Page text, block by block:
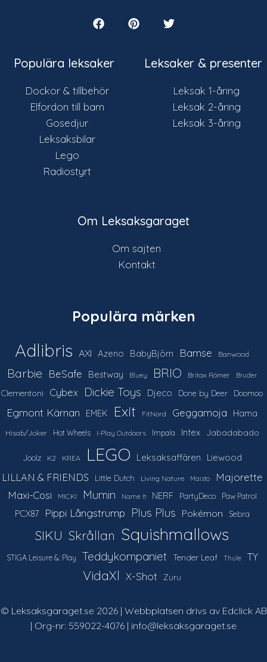
Populära leksaker
Dockor & tillbehör
Elfordon till barn
Gosedjur
Leksaksbilar
Lego
Radiostyrt
Leksaker & presenter
Leksak 1-åring
Leksak 2-åring
Leksak 3-åring
Om Leksaksgaraget
Om sajten
Kontakt
Populära märken
Adlibris AXI Azeno BabyBjörn Bamse Banwood
Barbie BeSafe Bestway Bluey BRIO Britax Römer Bruder
Clementoni Cybex Dickie Toys Djeco Done by Deer Doomoo
Egmont Kärnan EMEK Exit FitNord Geggamoja Hama
Hisab/Joker Hot Wheels I-Play Outdoors Impala Intex Jabadabado
Joolz K2 KREA LEGO Leksaksaffären Liewood
LILLAN & FRIENDS Little Dutch Living Nature Maisto
Majorette
Maxi-Cosi
MICKI Mumin Name It NERF PartyDeco Paw Patrol
PCX87 Pippi Långstrump Plus Plus Pokémon Sebra
SIKU Skrållan Squishmallows
STIGA Leisure &: Play Teddykompaniet Tender Leaf Thule TY
VidaXl X-Shot Zuru
© Leksaksgaraget.se 2026 | Webbplatsen drivs av Edclick AB
| Org-nr: 559022-4076 | info@leksaksgaraget.se